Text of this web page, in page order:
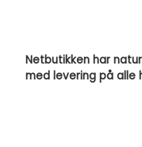
Netbutikken har
med levering på alle